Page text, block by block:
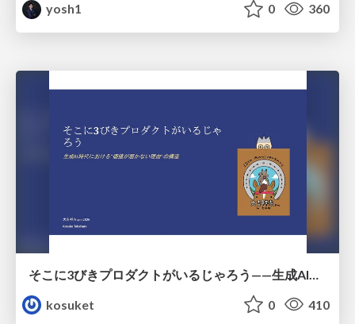
yosh1
0 360
kosuket
0 410